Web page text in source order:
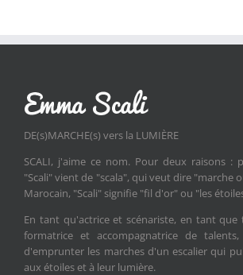
DE(s)MARCHE(s) vers la LUMIÈRE
SCALI, j'aime ce nom. Pour deux raisons :
"Scali" vient de "scala", qui veut dire "marche
Marocain, "Scali" signifie "fil d'or" ou "les
En tant qu'actrice et scénariste, en tant que
formatrice et accompagnatrice de
d'emprunter les marches d'un escalier qui
aux étoiles et à leur lumière.